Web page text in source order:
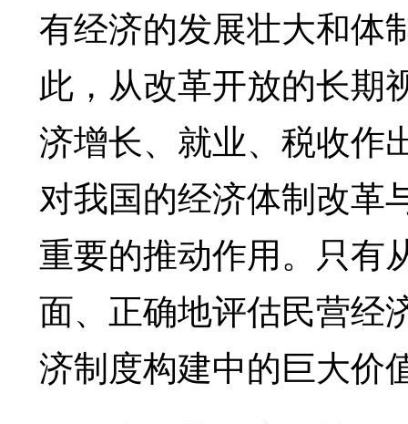
有经济的发展壮大和体
此，从改革开放的长期
济增长、就业、税收作
对我国的经济体制改革
重要的推动作用。只有
面、正确地评估民营经
济制度构建中的巨大价